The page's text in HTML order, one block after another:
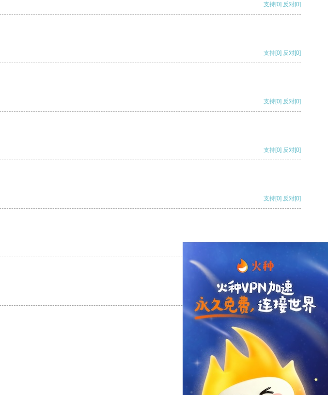
支持[0] 反对[0]
支持[0] 反对[0]
支持[0] 反对[0]
支持[0] 反对[0]
支持[0] 反对[0]
支持 [0] 反对 [0]
支持